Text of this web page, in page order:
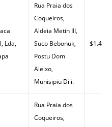
Lda,
Rua Praia dos
Coqueiros,
Aldeia Metin III,
Suco Bebonuk,
Postu Dom
Aleixo,
Munisipiu Dili.
$1.44
Rua Praia dos
Coqueiros,